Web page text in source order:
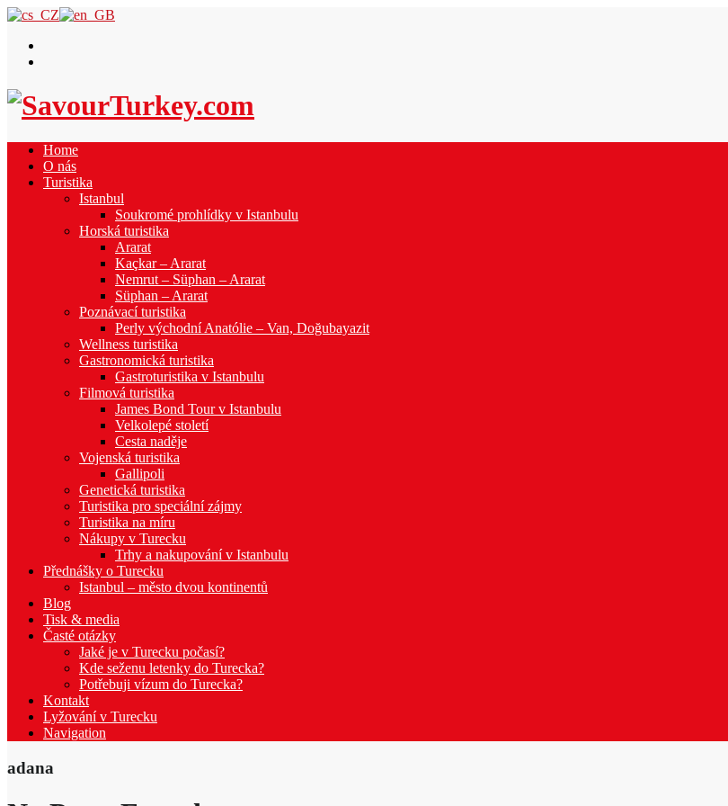
Home
O nás
Turistika
Istanbul
Soukromé prohlídky v Istanbulu
Horská turistika
Ararat
Kaçkar – Ararat
Nemrut – Süphan – Ararat
Süphan – Ararat
Poznávací turistika
Perly východní Anatólie – Van, Doğubayazit
Wellness turistika
Gastronomická turistika
Gastroturistika v Istanbulu
Filmová turistika
James Bond Tour v Istanbulu
Velkolepé století
Cesta naděje
Vojenská turistika
Gallipoli
Genetická turistika
Turistika pro speciální zájmy
Turistika na míru
Nákupy v Turecku
Trhy a nakupování v Istanbulu
Přednášky o Turecku
Istanbul – město dvou kontinentů
Blog
Tisk & media
Časté otázky
Jaké je v Turecku počasí?
Kde seženu letenky do Turecka?
Potřebuji vízum do Turecka?
Kontakt
Lyžování v Turecku
Navigation
adana